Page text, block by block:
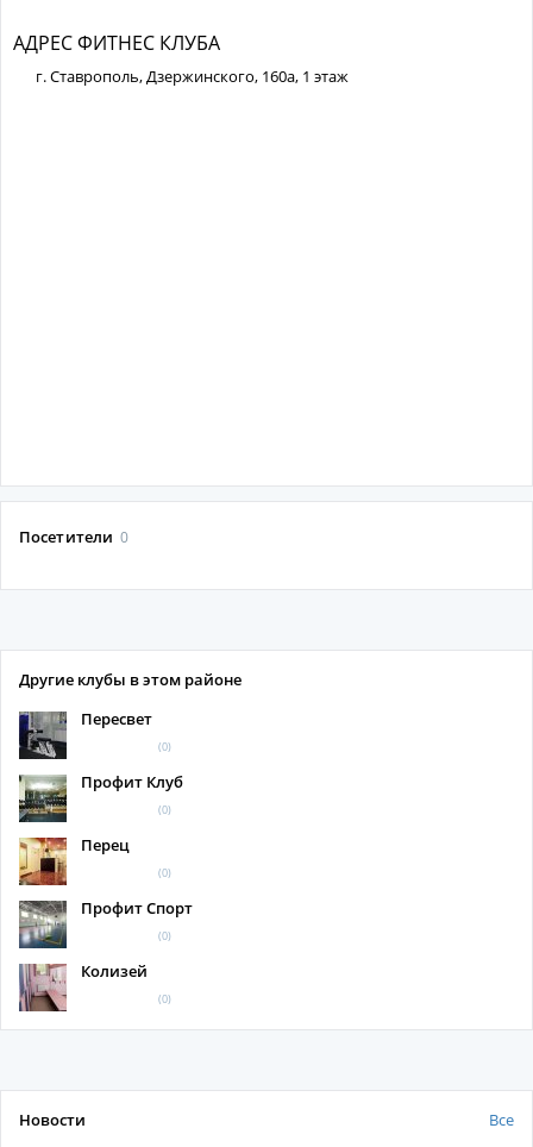
АДРЕС ФИТНЕС КЛУБА
г. Ставрополь, Дзержинского, 160а, 1 этаж
Посетители 0
Другие клубы в этом районе
Пересвет
(0)
Профит Клуб
(0)
Перец
(0)
Профит Спорт
(0)
Колизей
(0)
Новости
Все